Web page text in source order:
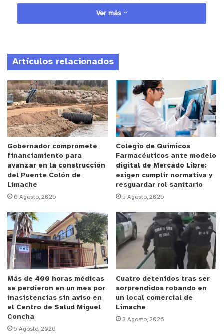
la información emanada desde el Servicio
de Salud Viña del Mar-Quillota, en tan solo una
niños y niñas de entre 6 y 11 años, lo que
corresponde a un 33 por ciento de esta población
objetivo.
Estapositivacifra fue destacada porAlejandro
LarraguibelFlores,director de Salud Municipal,
quien indicó que“a nivel región, el promedio es un
24,1 por ciento, así que vamos sobre el promedio y
eso es un buen indicador
“La cobertura de los puntos de vacunación, a pesar
de que no son en los colegios, han permitido un
buen avance de esta campaña dentro de la
comunidad escolar”, agregó el director.
De lunes a viernes, el
proceso de vacunación
continúa en los puntos ubicados en el Gimnasio
Luis Cruz Martínez, capillaSan José y capilla San
Marcos, desde las 9 de la mañana.
VACUNACIÓN ESPECIAL ESTE SÁBADO
Ver más
Artículos relacionados
Gobernador compromete
financiamiento para
avanzar en la construcción
del Puente Colón de
Limache
6 Agosto, 2026
Colegio de Químicos
Farmacéuticos ante modelo
digital de Mercado Libre:
exigen cumplir normativa y
resguardar rol sanitario
5 Agosto, 2026
Más de 400 horas médicas
se perdieron en un mes por
inasistencias sin aviso en
el Centro de Salud Miguel
Concha
5 Agosto, 2026
Cuatro detenidos tras ser
sorprendidos robando en
un local comercial de
Limache
3 Agosto, 2026